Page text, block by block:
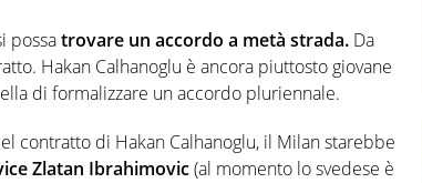
possatrovare un accordo a metà strada. Da
Hakan Calhanoglu è ancora piuttosto giovane
di formalizzare un accordo pluriennale.
contratto di Hakan Calhanoglu, il Milan starebbe
Zlatan Ibrahimovic(al momento lo svedese è